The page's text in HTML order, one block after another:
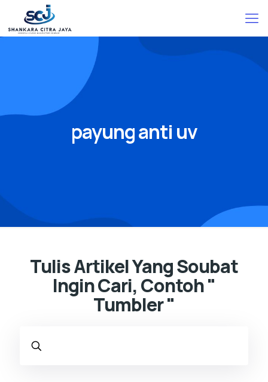
payung anti uv
Tulis Artikel Yang Soubat
Ingin Cari, Contoh "
Tumbler "